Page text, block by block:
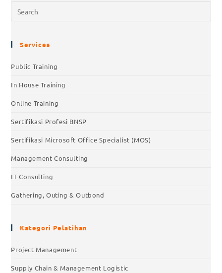
Services
Public Training
In House Training
Online Training
Sertifikasi Profesi BNSP
Sertifikasi Microsoft Office Specialist (MOS)
Management Consulting
IT Consulting
Gathering, Outing & Outbond
Kategori Pelatihan
Project Management
Supply Chain & Management Logistic